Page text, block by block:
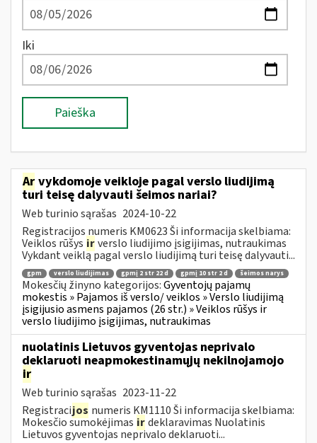
Iki
Paieška
Ar vykdomoje veikloje pagal verslo liudijimą
turi teisę dalyvauti šeimos nariai?
Web turinio sąrašas 2024-10-22
Registracijos numeris KM0623 Ši informacija skelbiama:
Veiklos rūšys irverslo liudijimo įsigijimas, nutraukimas
Vykdant veiklą pagal verslo liudijimą turi teisę dalyvauti...
gpm verslo liudijimas gpmį 2 str 22 d gpmį 10 str 2 d šeimos narys
Mokesčių žinyno kategorijos:Gyventojų pajamų
mokestis » Pajamos iš verslo/ veiklos » Verslo liudijimą
įsigijusio asmens pajamos (26 str.) » Veiklos rūšys ir
verslo liudijimo įsigijimas, nutraukimas
nuolatinis Lietuvos gyventojas neprivalo
deklaruoti neapmokestinamųjų nekilnojamojo
ir
Web turinio sąrašas 2023-11-22
Registracijos numeris KM1110 Ši informacija skelbiama:
Mokesčio sumokėjimas irdeklaravimas Nuolatinis
Lietuvos gyventojas neprivalo deklaruoti...